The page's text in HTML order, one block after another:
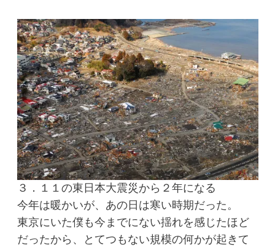
３．１１の東日本大震災から２年になる
今年は暖かいが、あの日は寒い時期だった。
東京にいた僕も今までにない揺れを感じたほど
だったから、とてつもない規模の何かが起きて